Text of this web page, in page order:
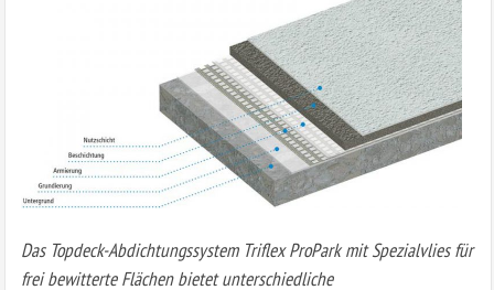
Das Topdeck-Abdichtungssystem Triflex ProPark mit Spezialvlies für
frei bewitterte Flächen bietet unterschiedliche